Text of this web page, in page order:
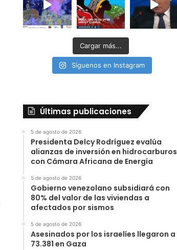
Cargar más...
Síguenos en Instagram
Últimas publicaciones
5 de agosto de 2026
Presidenta Delcy Rodríguez evalúa
alianzas de inversión en hidrocarburos
con Cámara Africana de Energía
5 de agosto de 2026
Gobierno venezolano subsidiará con
80% del valor de las viviendas a
afectados por sismos
5 de agosto de 2026
Asesinados por los israelíes llegaron a
73.381 en Gaza